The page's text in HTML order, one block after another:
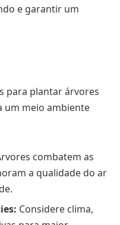
e garantir um
para plantar árvores
um meio ambiente
combatem as
a qualidade do ar
Considere clima,